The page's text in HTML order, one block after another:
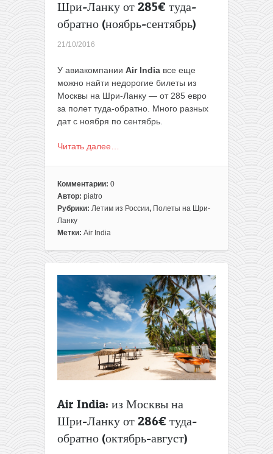
Шри-Ланку от 285€ туда-
обратно (ноябрь-сентябрь)
21/10/2016
У авиакомпании Air India все еще
можно найти недорогие билеты из
Москвы на Шри-Ланку — от 285 евро
за полет туда-обратно. Много разных
дат c ноября по сентябрь.
Читать далее…
Комментарии: 0
Автор: piatro
Рубрики: Летим из России, Полеты на Шри-
Ланку
Метки: Air India
Air India: из Москвы на
Шри-Ланку от 286€ туда-
обратно (октябрь-август)